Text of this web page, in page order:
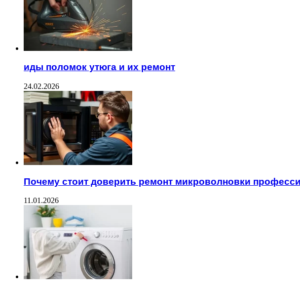
иды поломок утюга и их ремонт
24.02.2026
Почему стоит доверить ремонт микроволновки
11.01.2026